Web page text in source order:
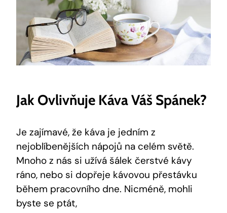
Jak Ovlivňuje Káva Váš Spánek?
Je zajímavé, že káva je jedním z
nejoblíbenějších nápojů na celém světě.
Mnoho z nás si užívá šálek čerstvé kávy
ráno, nebo si dopřeje kávovou přestávku
během pracovního dne. Nicméně, mohli
byste se ptát,